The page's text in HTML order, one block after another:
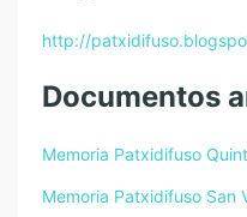
http://
Documentos
Memoria Patxidifuso
Memoria Patxidifuso San